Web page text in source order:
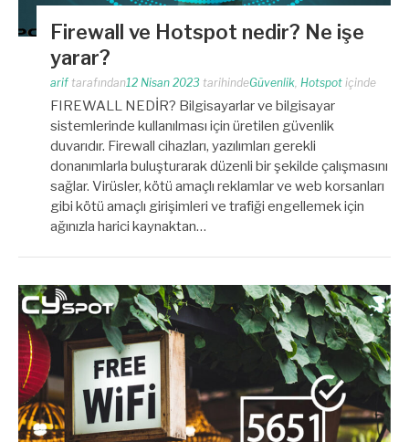
Firewall ve Hotspot nedir? Ne işe
yarar?
arif tarafından12 Nisan 2023 tarihindeGüvenlik Hotspot içinde
FIREWALL NEDİR? Bilgisayarlar ve bilgisayar
sistemlerinde kullanılması için üretilen güvenlik
duvarıdır. Firewall cihazları, yazılımları gerekli
donanımlarla buluşturarak düzenli bir şekilde çalışmasını
sağlar. Virüsler, kötü amaçlı reklamlar ve web korsanları
gibi kötü amaçlı girişimleri ve trafiği engellemek için
ağınızla harici kaynaktan…